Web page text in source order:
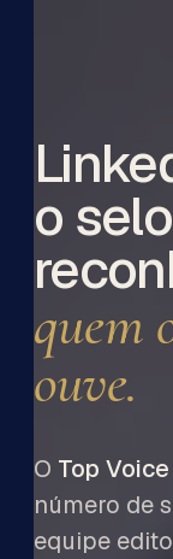
o
quem
ouve.
O Top Voice
número de
equipe